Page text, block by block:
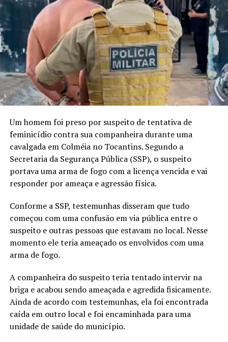
Um homem foi preso por suspeito de tentativa de
feminicídio contra sua companheira durante uma
cavalgada em Colméia no Tocantins. Segundo a
Secretaria da Segurança Pública (SSP), o suspeito
portava uma arma de fogo com a licença vencida e vai
responder por ameaça e agressão física.
Conforme a SSP, testemunhas disseram que tudo
começou com uma confusão em via pública entre o
suspeito e outras pessoas que estavam no local. Nesse
momento ele teria ameaçado os envolvidos com uma
arma de fogo.
A companheira do suspeito teria tentado intervir na
briga e acabou sendo ameaçada e agredida fisicamente.
Ainda de acordo com testemunhas, ela foi encontrada
caída em outro local e foi encaminhada para uma
unidade de saúde do município.